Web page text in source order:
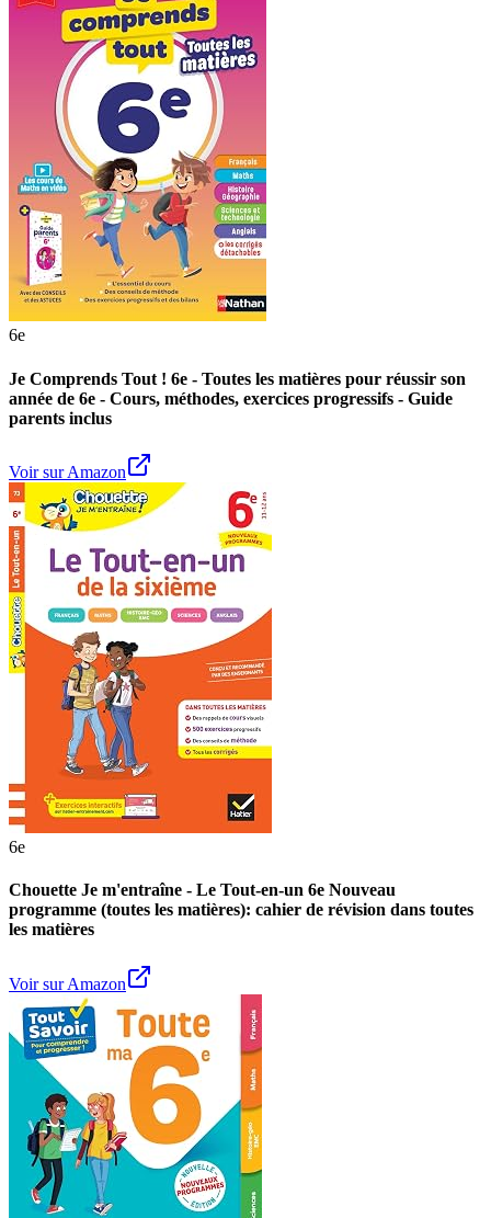
6e
Je Comprends Tout ! 6e - Toutes les matières pour réussir son
année de 6e - Cours, méthodes, exercices progressifs - Guide
parents inclus
Voir sur Amazon
6e
Chouette Je m'entraîne - Le Tout-en-un 6e Nouveau
programme (toutes les matières): cahier de révision dans toutes
les matières
Voir sur Amazon